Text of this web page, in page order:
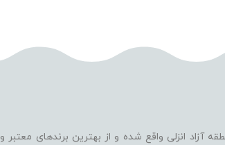
آزاد انزلی واقع شده و از بهترین برندهای معتبر و